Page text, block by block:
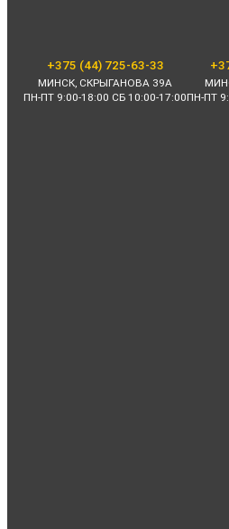
+375 (44) 725-63-33
МИНСК, СКРЫГАНОВА 39А
ПН-ПТ 9:00-18:00 СБ 10:00-17:00ПН-ПТ